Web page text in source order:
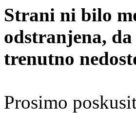
Strani ni bilo
odstranjena,
trenutno
Prosimo